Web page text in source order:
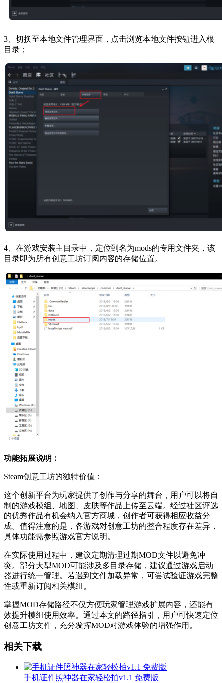
3、切换至本地文件管理界面，点击浏览本地文件按钮进入根
目录；
4、在游戏安装主目录中，定位到名为mods的专用文件夹，该
目录即为所有创意工坊订阅内容的存储位置。
功能拓展说明：
Steam创意工坊的独特价值：
这个创新平台为玩家提供了创作与分享的舞台，用户可以将自
制的游戏模组、地图、皮肤等作品上传至云端。经过社区评选
的优秀作品有机会纳入官方商城，创作者可获得相应收益分
成。值得注意的是，各游戏对创意工坊的整合程度存在差异，
具体功能需参照游戏官方说明。
在实际使用过程中，建议定期清理过期MOD文件以避免冲
突。部分大型MOD可能涉及多目录存储，建议通过游戏启动
器进行统一管理。若遇到文件加载异常，可尝试验证游戏完整
性或重新订阅相关模组。
掌握MOD存储路径不仅方便玩家管理游戏扩展内容，还能有
效提升模组使用效率。通过本文的路径指引，用户可快速定位
创意工坊文件，充分发挥MOD对游戏体验的增强作用。
相关下载
手机证件照神器在家轻松拍v1.1 免费版